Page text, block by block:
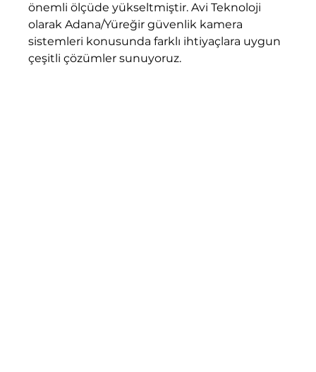
önemli ölçüde yükseltmiştir. Avi Teknoloji
olarak Adana/Yüreğir güvenlik kamera
sistemleri konusunda farklı ihtiyaçlara uygun
çeşitli çözümler sunuyoruz.